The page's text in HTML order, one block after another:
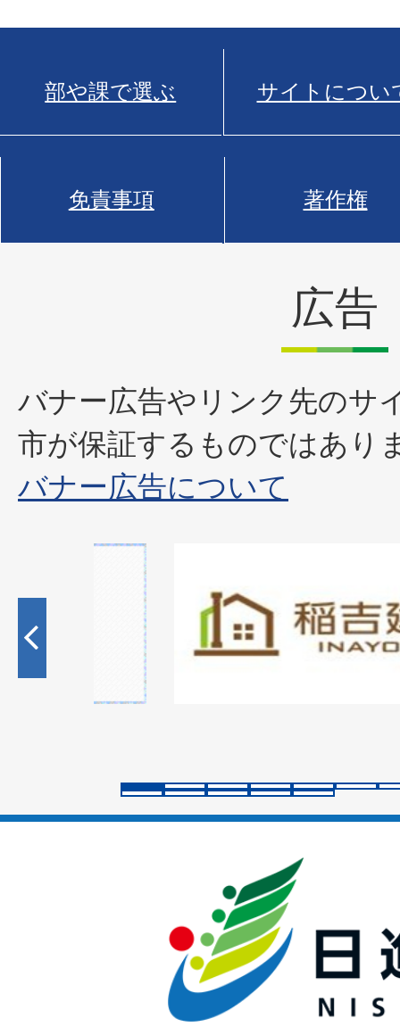
部や課で選ぶ サイトについ
免責事項 著作権
広告
バナー広告やリンク先のサ
市が保証するものではあり
バナー広告について
枚
目
の
ラ
イ